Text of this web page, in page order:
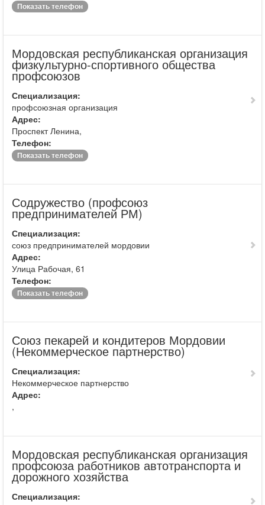
Показать телефон
Мордовская республиканская организация
физкультурно-спортивного общества
профсоюзов
Специализация:
профсоюзная организация
Адрес:
Проспект Ленина,
Телефон:
Показать телефон
Содружество (профсоюз
предпринимателей РМ)
Специализация:
союз предпринимателей мордовии
Адрес:
Улица Рабочая, 61
Телефон:
Показать телефон
Союз пекарей и кондитеров Мордовии
(Некоммерческое партнерство)
Специализация:
Некоммерческое партнерство
Адрес:
,
Мордовская республиканская организация
профсоюза работников автотранспорта и
дорожного хозяйства
Специализация: